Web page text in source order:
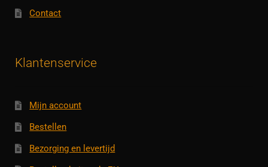
Contact
Klantenservice
Mijn account
Bestellen
Bezorging en levertijd